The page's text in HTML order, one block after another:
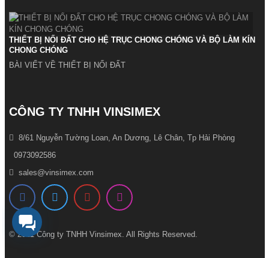
THIẾT BỊ NỐI ĐẤT CHO HỆ TRỤC CHONG CHÓNG VÀ BỘ LÀM KÍN
CHONG CHÓNG
BÀI VIẾT VỀ THIẾT BỊ NỐI ĐẤT
CÔNG TY TNHH VINSIMEX
8/61 Nguyễn Tường Loan, An Dương, Lê Chân, Tp Hải Phòng
0973092586
sales@vinsimex.com
© 2021 Công ty TNHH Vinsimex. All Rights Reserved.